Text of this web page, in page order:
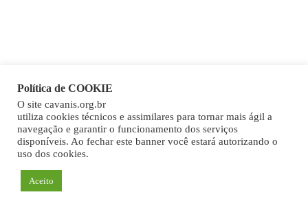
Política de COOKIE
O site cavanis.org.br
utiliza cookies técnicos e assimilares para tornar mais ágil a
navegação e garantir o funcionamento dos serviços
disponíveis. Ao fechar este banner você estará autorizando o
uso dos cookies.
Aceito